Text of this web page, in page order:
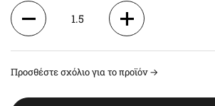
3
Προσθέστε σχόλιο για το προϊόν →